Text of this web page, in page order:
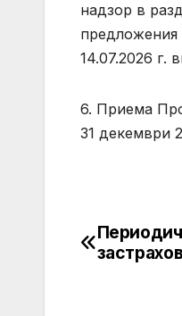
надзор в
предложения
14.07.2026 г.
6. Приема
31 декември
Post